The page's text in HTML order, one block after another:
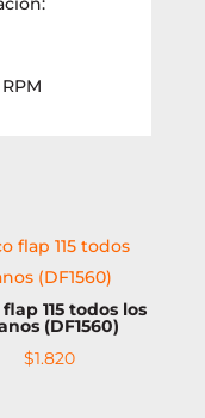
115 todos los
(DF1560)
$1.820